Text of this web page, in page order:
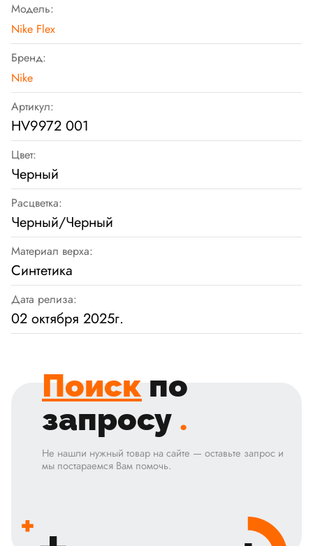
Модель:
Nike Flex
Бренд:
Nike
Артикул:
HV9972 001
Цвет:
Черный
Расцветка:
Черный/Черный
Материал верха:
Синтетика
Дата релиза:
02 октября 2025г.
Поиск по
запросу .
Не нашли нужный товар на сайте — оставьте запрос и
мы постараемся Вам помочь.